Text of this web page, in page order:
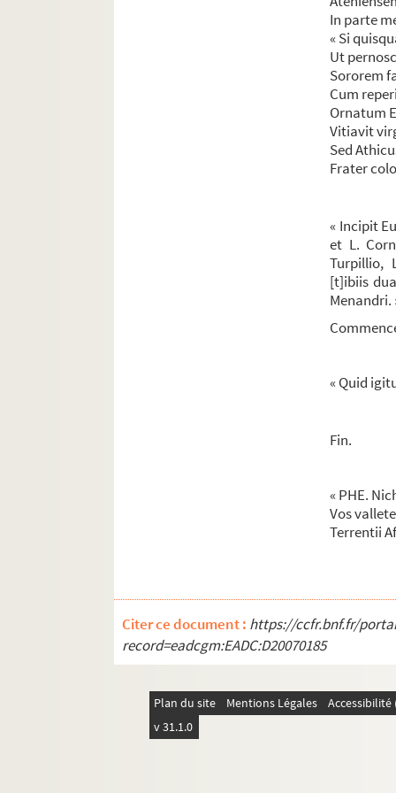
122. « Stephani Antonii Morcelli
In parte
« Si
Ut
Sororem
Cum
Ornatum
Vitiavit
Sed
Frater
« Incipit
et L.
Turpillio,
[t]ibiis
Menandri.
« Quid
Fin.
« PHE.
Vos
Terrentii
Citer ce document : https://ccfr.bnf.fr/
record=eadcgm:EADC:D20070185
Plan du site Mentions Légales
v 31.1.0